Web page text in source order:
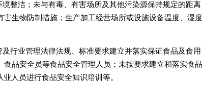
整洁；未与有毒、有害场所及其他污染源保持规定的距离
生物防制措施；生产加工经营场所或设施设备温度、湿度
行业管理法律法规、标准要求建立并落实保证食品及食用
品安全员等食品安全管理人员；未按要求建立和落实食品
人员进行食品安全知识培训等。